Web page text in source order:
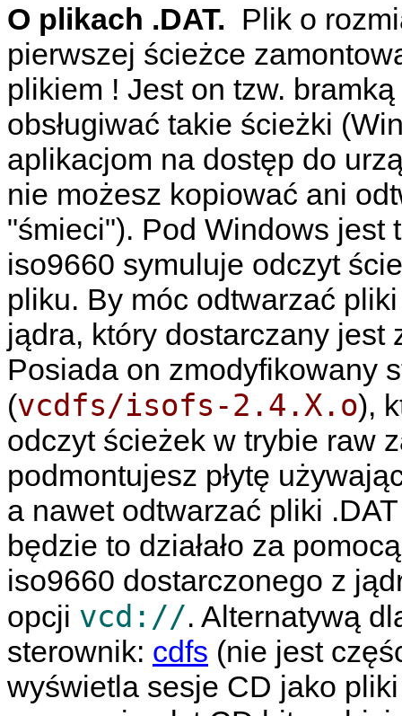
O plikach .DAT. Plik o
pierwszej ścieżce
plikiem ! Jest on tzw.
obsługiwać takie ścieżki
aplikacjom na dostęp do
nie możesz kopiować ani
"śmieci"). Pod Windows jest
iso9660 symuluje odczyt
pliku. By móc odtwarzać
jądra, który dostarczany
Posiada on zmodyfikowany
(vcdfs/isofs-2.4.X.o),
odczyt ścieżek w trybie raw
podmontujesz płytę
a nawet odtwarzać pliki
będzie to działało za
iso9660 dostarczonego z
opcji vcd://. Alternatywą
sterownik: cdfs (nie jest
wyświetla sesje CD jako